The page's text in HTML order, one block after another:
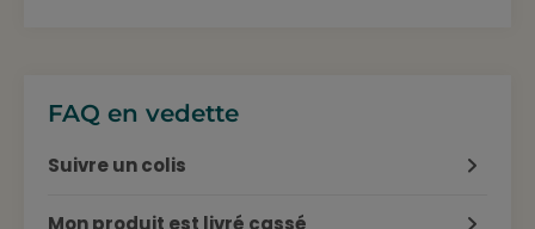
FAQ en vedette
Suivre un colis
Mon produit est livré cassé